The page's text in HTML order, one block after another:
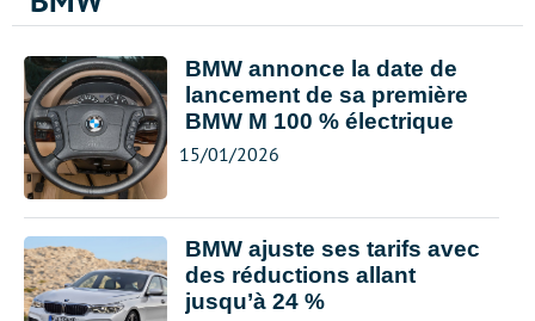
BMW annonce la date de
lancement de sa première
BMW M 100 % électrique
15/01/2026
BMW ajuste ses tarifs avec
des réductions allant
jusqu’à 24 %